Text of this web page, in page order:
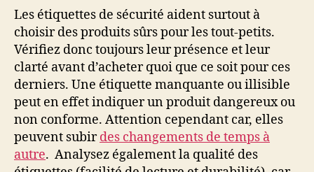
Les étiquettes de sécurité aident surtout à
choisir des produits sûrs pour les tout-petits.
Vérifiez donc toujours leur présence et leur
clarté avant d’acheter quoi que ce soit pour ces
derniers. Une étiquette manquante ou illisible
peut en effet indiquer un produit dangereux ou
non conforme. Attention cependant car, elles
peuvent subirdes changements de temps à
autre. Analysez également la qualité des